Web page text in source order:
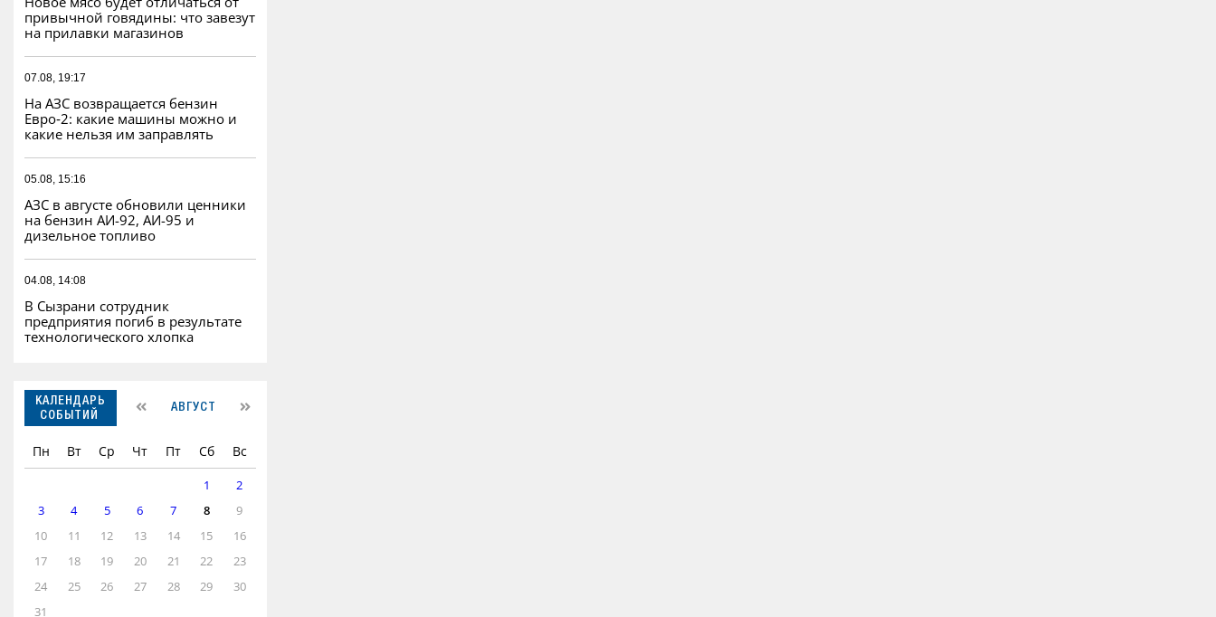
привычной говядины: что завезут
на прилавки магазинов
07.08, 19:17
На АЗС возвращается бензин
Евро‑2: какие машины можно и
какие нельзя им заправлять
05.08, 15:16
АЗС в августе обновили ценники
на бензин АИ-92, АИ-95 и
дизельное топливо
04.08, 14:08
В Сызрани сотрудник
предприятия погиб в результате
технологического хлопка
КАЛЕНДАРЬ
СОБЫТИЙ
АВГУСТ
Пн Вт Ср Чт Пт Сб Вс
1
2
3
4 5 6 7 8
9
10
11 12 13 14 15
16
17
18 19 20 21 22
23
24
25 26 27 28 29
30
31